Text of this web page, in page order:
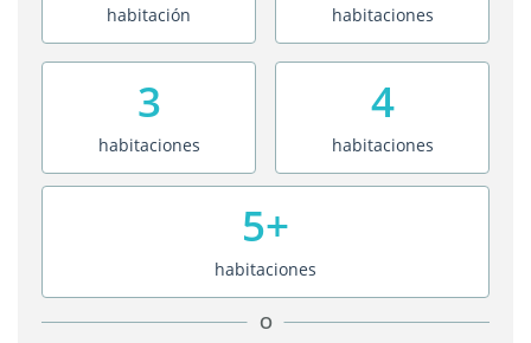
habitación habitaciones
3
habitaciones
4
habitaciones
5+
habitaciones
O